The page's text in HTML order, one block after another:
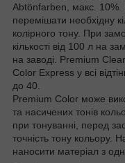
Abtönfarben, макс. 10%.
перемішати необхідну
колірного тону. При
кількості від 100 л на
на заводі. Premium
Color Express у всі
до 40.
Premium Color може
та насичених тонів
при тонуванні, перед
точність тону кольору.
наносити матеріал з